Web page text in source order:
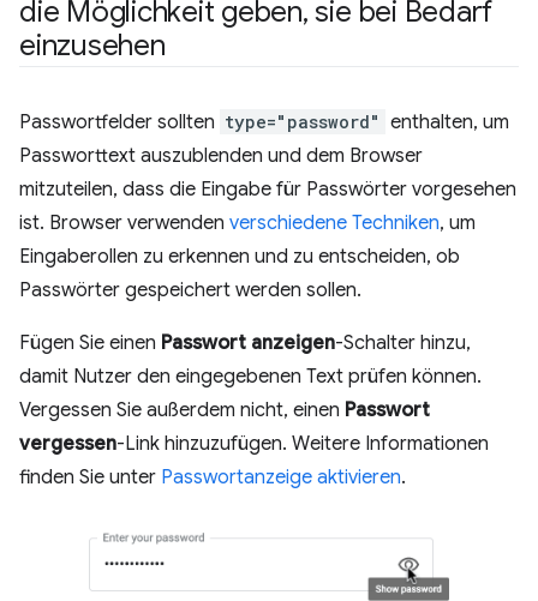
die Möglichkeit geben, sie bei Bedarf
einzusehen
Passwortfelder sollten type="password" enthalten, um
Passworttext auszublenden und dem Browser
mitzuteilen, dass die Eingabe für Passwörter vorgesehen
ist. Browser verwenden verschiedene Techniken, um
Eingaberollen zu erkennen und zu entscheiden, ob
Passwörter gespeichert werden sollen.
Fügen Sie einen Passwort anzeigen-Schalter hinzu,
damit Nutzer den eingegebenen Text prüfen können.
Vergessen Sie außerdem nicht, einen Passwort
vergessen-Link hinzuzufügen. Weitere Informationen
finden Sie unter Passwortanzeige aktivieren.